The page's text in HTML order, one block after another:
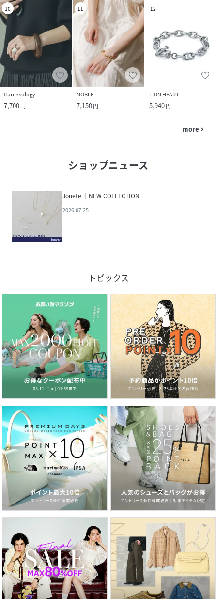
10
Curensology
7,700円
11
NOBLE
7,150円
12
LION HEART
5,940円
more navigate_next
ショップニュース
Jouete ｜NEW COLLECTION
2026.07.25
トピックス